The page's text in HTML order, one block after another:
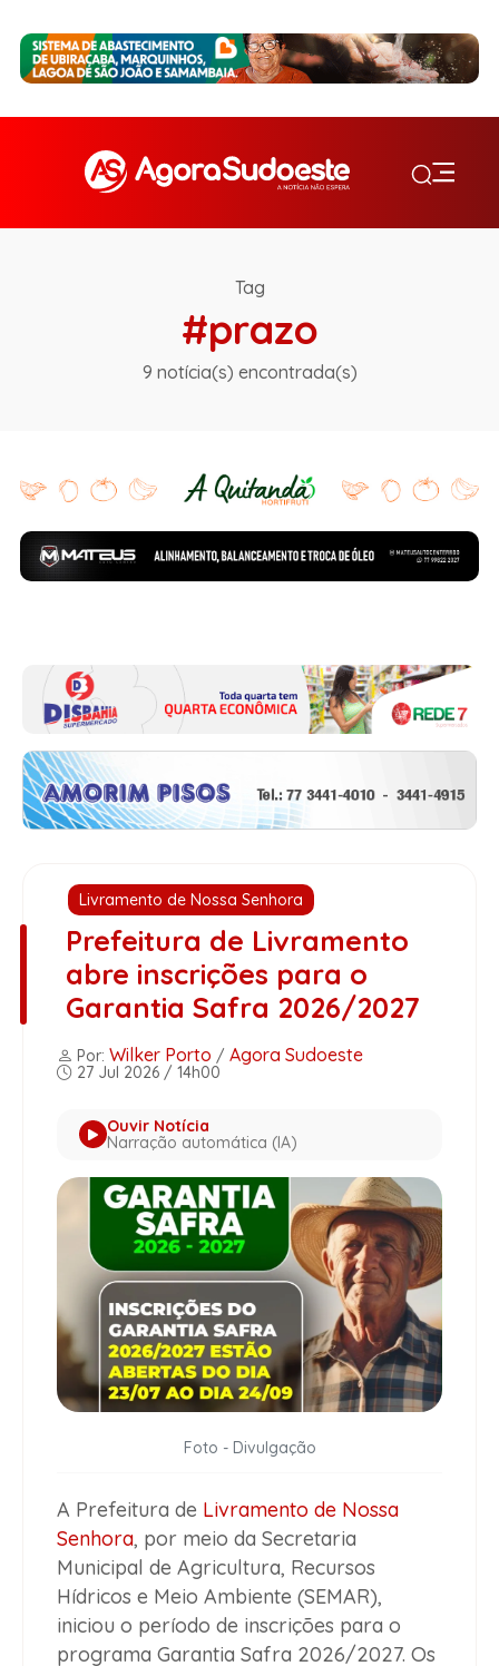
Tag
#prazo
9 notícia(s) encontrada(s)
Livramento de Nossa Senhora
Prefeitura de Livramento
abre inscrições para o
Garantia Safra 2026/2027
Por: Wilker Porto / Agora Sudoeste
27 Jul 2026 / 14h00
Ouvir Notícia
Narração automática (IA)
Foto - Divulgação
A Prefeitura de Livramento de Nossa
Senhora, por meio da Secretaria
Municipal de Agricultura, Recursos
Hídricos e Meio Ambiente (SEMAR),
iniciou o período de inscrições para o
programa Garantia Safra 2026/2027. Os